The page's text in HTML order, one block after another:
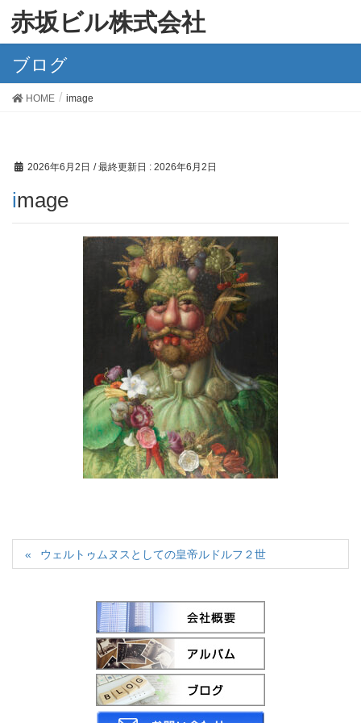
赤坂ビル株式会社
ブログ
HOME image
2026年6月2日 / 最終更新日 : 2026年6月2日
image
ウェルトゥムヌスとしての皇帝ルドルフ２世